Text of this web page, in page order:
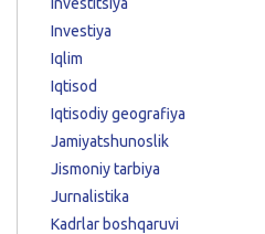
Investiya
Iqlim
Iqtisod
Iqtisodiy geografiya
Jamiyatshunoslik
Jismoniy tarbiya
Jurnalistika
Kadrlar boshqaruvi